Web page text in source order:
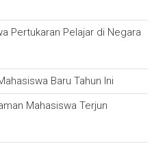
Pertukaran Pelajar di Negara
Baru Tahun Ini
Mahasiswa Terjun